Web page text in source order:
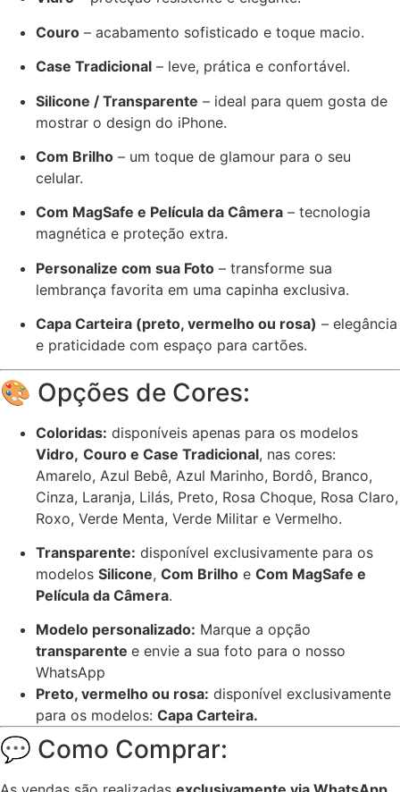
Couro – acabamento sofisticado e toque macio.
Case Tradicional – leve, prática e confortável.
Silicone / Transparente – ideal para quem gosta de
mostrar o design do iPhone.
Com Brilho – um toque de glamour para o seu
celular.
Com MagSafe e Película da Câmera – tecnologia
magnética e proteção extra.
Personalize com sua Foto – transforme sua
lembrança favorita em uma capinha exclusiva.
Capa Carteira (preto, vermelho ou rosa) – elegância
e praticidade com espaço para cartões.
🎨 Opções de Cores:
Coloridas: disponíveis apenas para os modelos
Vidro, Couro e Case Tradicional, nas cores:
Amarelo, Azul Bebê, Azul Marinho, Bordô, Branco,
Cinza, Laranja, Lilás, Preto, Rosa Choque, Rosa Claro,
Roxo, Verde Menta, Verde Militar e Vermelho.
Transparente: disponível exclusivamente para os
modelos Silicone, Com Brilho e Com MagSafe e
Película da Câmera.
Modelo personalizado: Marque a opção
transparente e envie a sua foto para o nosso
WhatsApp
Preto, vermelho ou rosa: disponível exclusivamente
para os modelos: Capa Carteira.
💬 Como Comprar: